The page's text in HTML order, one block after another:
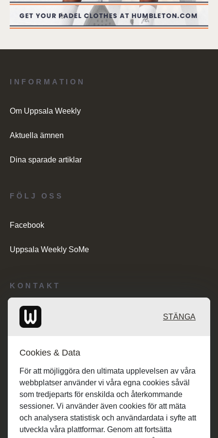
INFORMATION
Om Uppsala Weekly
Aktuella ämnen
Dina sparade artiklar
KONTAKT
Redaktionen: desk@maratongroup.com
FÖLJ OSS
Facebook
Uppsala Weekly SoMe
STÄNGA
Cookies & Data
För att möjliggöra den ultimata upplevelsen av våra
webbplatser använder vi våra egna cookies såväl
som tredjeparts för enskilda och återkommande
sessioner. Vi använder även cookies för att mäta
och analysera statistisk och användardata i syfte att
utveckla våra plattformar. Genom att fortsätta